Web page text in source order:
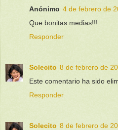
Anónimo 4 de febrero de
Que bonitas medias!!!
Responder
Solecito 8 de febrero de
Este comentario ha sido
Responder
Solecito 8 de febrero de